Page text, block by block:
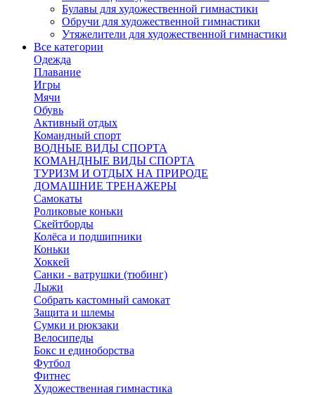
Булавы для художественной гимнастики
Обручи для художественной гимнастики
Утяжелители для художественной гимнастики
Все категории
Одежда
Плавание
Игры
Мячи
Обувь
Активный отдых
Командный спорт
ВОДНЫЕ ВИДЫ СПОРТА
КОМАНДНЫЕ ВИДЫ СПОРТА
ТУРИЗМ И ОТДЫХ НА ПРИРОДЕ
ДОМАШНИЕ ТРЕНАЖЕРЫ
Самокаты
Роликовые коньки
Скейтборды
Колёса и подшипники
Коньки
Хоккей
Санки - ватрушки (тюбинг)
Лыжи
Собрать кастомный самокат
Защита и шлемы
Сумки и рюкзаки
Велосипеды
Бокс и единоборства
Футбол
Фитнес
Художественная гимнастика